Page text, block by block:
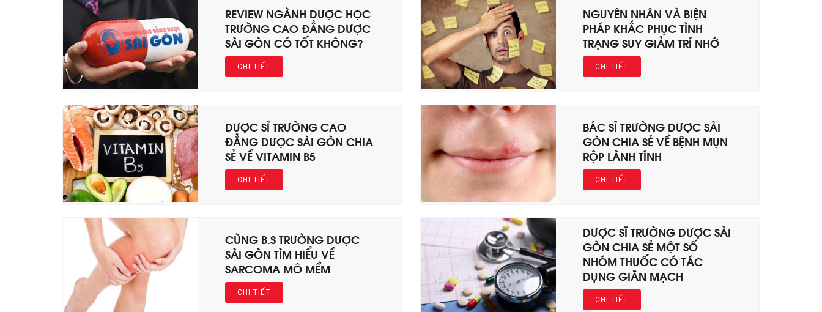
REVIEW NGÀNH DƯỢC HỌC
TRƯỜNG CAO ĐẲNG DƯỢC
SÀI GÒN CÓ TỐT KHÔNG?
CHI TIẾT
NGUYÊN NHÂN VÀ BIỆN
PHÁP KHẮC PHỤC TÌNH
TRẠNG SUY GIẢM TRÍ NHỚ
CHI TIẾT
DƯỢC SĨ TRƯỜNG CAO
ĐẲNG DƯỢC SÀI GÒN CHIA
SẺ VỀ VITAMIN B5
CHI TIẾT
BÁC SĨ TRƯỜNG DƯỢC SÀI
GÒN CHIA SẺ VỀ BỆNH MỤN
RỘP LÀNH TÍNH
CHI TIẾT
CÙNG B.S TRƯỜNG DƯỢC
SÀI GÒN TÌM HIỂU VỀ
SARCOMA MÔ MỀM
CHI TIẾT
DƯỢC SĨ TRƯỜNG DƯỢC SÀI
GÒN CHIA SẺ MỘT SỐ
NHÓM THUỐC CÓ TÁC
DỤNG GIÃN MẠCH
CHI TIẾT